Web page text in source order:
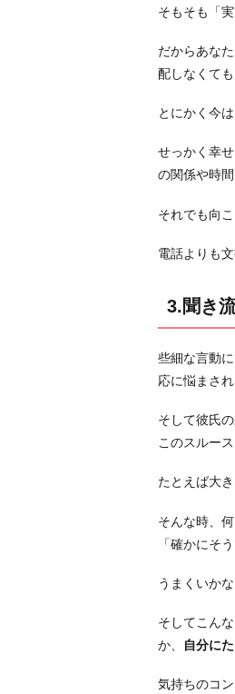
的
礼
儀
忘
れ
な
で
う
彼
氏
に
正
に
伝
る
6.
彼
を
し
て
そもそも「
だからあな
配しなくても
とにかく今は
せっかく幸
の関係や時
それでも向
電話よりも
3.聞き
些細な言動
応に悩まさ
そして彼氏
このスルー
たとえば大
そんな時、
「確かにそ
うまくいか
そしてこん
か、
自分に
気持ちのコ